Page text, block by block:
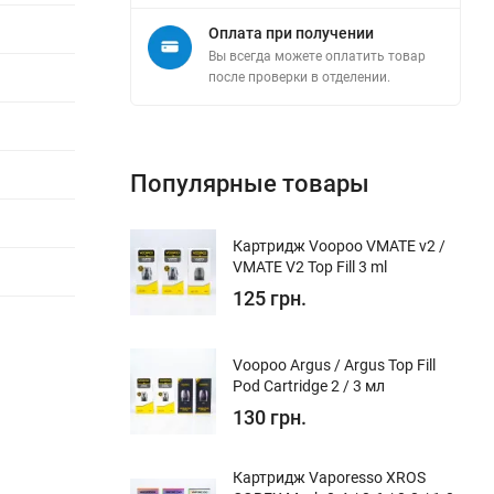
Оплата при получении
Вы всегда можете оплатить товар
после проверки в отделении.
Популярные товары
Картридж Voopoo VMATE v2 /
VMATE V2 Top Fill 3 ml
125 грн.
Voopoo Argus / Argus Top Fill
Pod Cartridge 2 / 3 мл
130 грн.
Картридж Vaporesso XROS